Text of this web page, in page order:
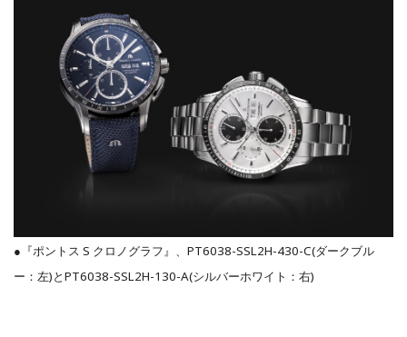
●『ポントス S クロノグラフ』、PT6038-SSL2H-430-C(ダークブル
ー：左)とPT6038-SSL2H-130-A(シルバーホワイト：右)